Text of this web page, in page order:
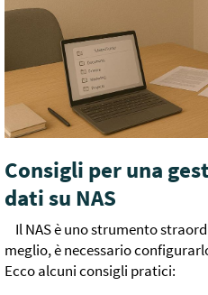
Consigli per una
dati su NAS
Il NAS è uno strumento
meglio, è necessario
Ecco alcuni consigli pratici: